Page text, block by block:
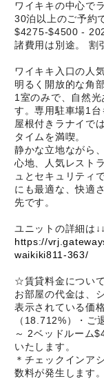
ワイキキの中心で
30泊以上のご予約
$4275-$4500 -
諸費用は別途。 割
ワイキキ入口の人
明るく開放的な角
1室のみで、自然
す。専用駐車場1台
屋根付きラナイで
タイムを満喫。
静かな立地ながら
心地、人気レスト
ュとセキュリティ
にも最適な、快適
先です。
ユニットの詳細は
https://
waikiki811-363/
☆賃貸料金につい
お部屋の代金は、
表示されている価
（18.712%）・ご
～ 2ベッドルーム
いたします。
＊チェックインア
数料が発生します。